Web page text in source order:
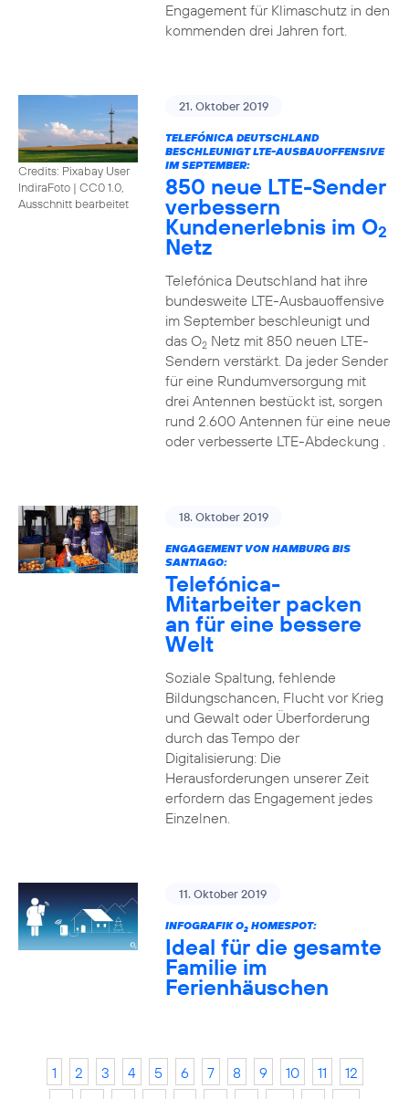
Engagement für Klimaschutz in den
kommenden drei Jahren fort.
Credits: Pixabay User
IndiraFoto | CC0 1.0,
Ausschnitt bearbeitet
21. Oktober 2019
TELEFÓNICA DEUTSCHLAND
BESCHLEUNIGT LTE-AUSBAUOFFENSIVE
IM SEPTEMBER:
850 neue LTE-Sender
verbessern
Kundenerlebnis im O2
Netz
Telefónica Deutschland hat ihre
bundesweite LTE-Ausbauoffensive
im September beschleunigt und
das O2Netz mit 850 neuen LTE-
Sendern verstärkt. Da jeder Sender
für eine Rundumversorgung mit
drei Antennen bestückt ist, sorgen
rund 2.600 Antennen für eine neue
oder verbesserte LTE-Abdeckung .
18. Oktober 2019
ENGAGEMENT VON HAMBURG BIS
SANTIAGO:
Telefónica-
Mitarbeiter packen
an für eine bessere
Welt
Soziale Spaltung, fehlende
Bildungschancen, Flucht vor Krieg
und Gewalt oder Überforderung
durch das Tempo der
Digitalisierung: Die
Herausforderungen unserer Zeit
erfordern das Engagement jedes
Einzelnen.
11. Oktober 2019
INFOGRAFIK O2HOMESPOT:
Ideal für die gesamte
Familie im
Ferienhäuschen
1 2 3 4 5 6 7 8 9 10 11
12